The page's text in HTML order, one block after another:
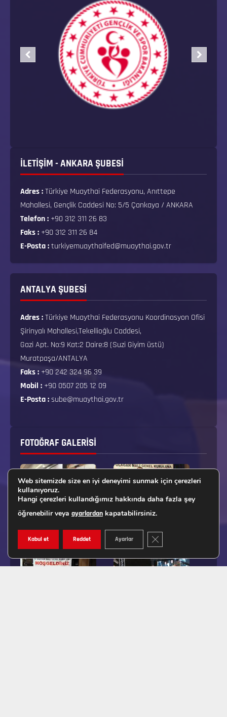
İLETİŞİM - ANKARA ŞUBESİ
Adres :Türkiye Muaythai Federasyonu, Anıttepe
Mahallesi, Gençlik Caddesi No: 5/5 Çankaya / ANKARA
Telefon : +90 312 311 26 83
Faks : +90 312 311 26 84
E-Posta :turkiyemuaythaifed@muaythai.gov.tr
ANTALYA ŞUBESİ
Adres :Türkiye Muaythai Federasyonu Koordinasyon Ofisi
Şirinyalı Mahallesi,Tekellioğlu Caddesi,
Gazi Apt. No:9 Kat:2 Daire:8 (Suzi Giyim üstü)
Muratpaşa/ANTALYA
Faks : +90 242 324 96 39
Mobil : +90 0507 205 12 09
E-Posta :sube@muaythai.gov.tr
FOTOĞRAF GALERISI
Web sitemizde size en iyi deneyimi sunmak için çerezleri
kullanıyoruz.
Hangi çerezleri kullandığımız hakkında daha fazla şey
öğrenebilir veya ayarlardan kapatabilirsiniz.
Kabul et Reddet Ayarlar GDPR ÇEREZ ŞERIDINI